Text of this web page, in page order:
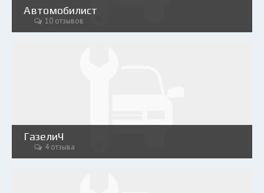
Автомобилист
10 отзывов
ГазелиЧ
4 отзыва